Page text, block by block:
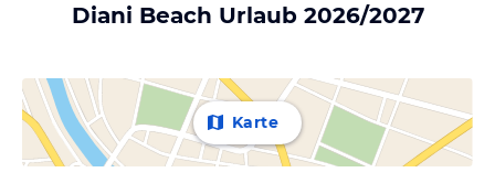
Diani Beach Urlaub 2026/2027
Karte